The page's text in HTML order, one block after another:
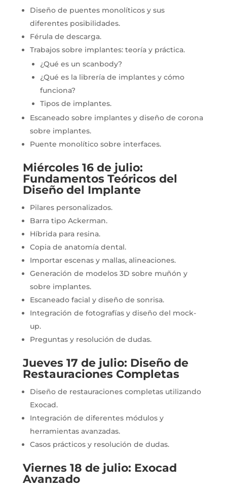
Diseño de puentes monolíticos y sus
diferentes posibilidades.
Férula de descarga.
Trabajos sobre implantes: teoría y práctica.
¿Qué es un scanbody?
¿Qué es la librería de implantes y cómo
funciona?
Tipos de implantes.
Escaneado sobre implantes y diseño de corona
sobre implantes.
Puente monolítico sobre interfaces.
Miércoles 16 de julio:
Fundamentos Teóricos del
Diseño del Implante
Pilares personalizados.
Barra tipo Ackerman.
Híbrida para resina.
Copia de anatomía dental.
Importar escenas y mallas, alineaciones.
Generación de modelos 3D sobre muñón y
sobre implantes.
Escaneado facial y diseño de sonrisa.
Integración de fotografías y diseño del mock-
up.
Preguntas y resolución de dudas.
Jueves 17 de julio: Diseño de
Restauraciones Completas
Diseño de restauraciones completas utilizando
Exocad.
Integración de diferentes módulos y
herramientas avanzadas.
Casos prácticos y resolución de dudas.
Viernes 18 de julio: Exocad
Avanzado